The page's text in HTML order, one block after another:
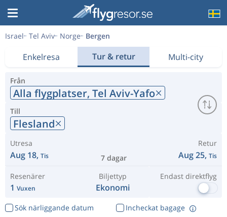
Israel Tel Aviv Norge Bergen
Enkelresa Tur & retur Multi-city
Från
Alla flygplatser, Tel Aviv-Yafo
Till
Flesland
Utresa
Aug 18, Tis 7 dagar
Retur
Aug 25, Tis
Resenärer
1 Vuxen
Biljettyp
Ekonomi
Endast direktflyg
Sök närliggande datum
Incheckat bagage